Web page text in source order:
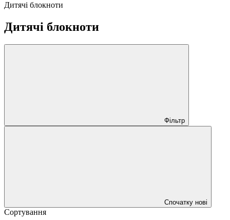
Дитячі блокноти
Дитячі блокноти
Фільтр
Спочатку нові
Сортування